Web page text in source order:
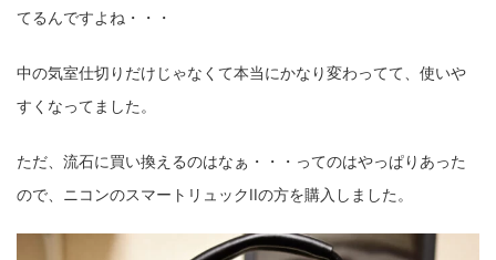
OLYMPUS
osmo osmo action3 panasonic pc
psobb ricoh SIGMA SONY sound
てるんですよね・・・
中の気室仕切りだけじゃなくて本当にかなり変わってて、使いや
すくなってました。
ただ、流石に買い換えるのはなぁ・・・ってのはやっぱりあった
ので、ニコンのスマートリュックIIの方を購入しました。